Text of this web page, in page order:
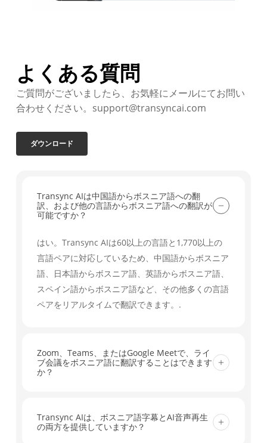
よくある質問
ご質問がございましたら、お気軽にメールにてお問い
合わせください。support@transyncai.com
ダウンロード
Transync AIは中国語からボスニア語への翻
訳、および他の言語からボスニア語への翻訳が
可能ですか？
はい。Transync AIは60以上の言語と1,770以上の
言語ペアに対応しているため、中国語からボスニア
語、日本語からボスニア語、英語からボスニア語、
スペイン語からボスニア語など、その他多くの言語
ペアをリアルタイムで翻訳できます。.
Zoom、Teams、またはGoogle Meetで、ライ
ブ会議をボスニア語に翻訳することはできます
か？
Google Meetなどの主要な会議ツールに対応してお
り、リアルタイム字幕と会議にすぐに使えるワーク
Transync AIは、ボスニア語字幕とAI音声再生
の両方を提供していますか？